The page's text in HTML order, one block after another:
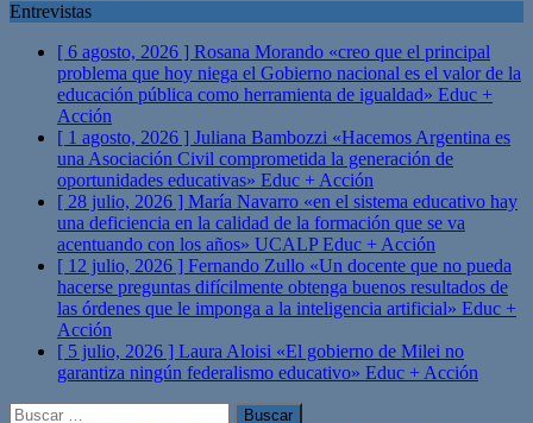
Entrevistas
[ 6 agosto, 2026 ] Rosana Morando «creo que el principal
problema que hoy niega el Gobierno nacional es el valor de la
educación pública como herramienta de igualdad» Educ +
Acción
[ 1 agosto, 2026 ] Juliana Bambozzi «Hacemos Argentina es
una Asociación Civil comprometida la generación de
oportunidades educativas» Educ + Acción
[ 28 julio, 2026 ] María Navarro «en el sistema educativo hay
una deficiencia en la calidad de la formación que se va
acentuando con los años» UCALPEduc + Acción
[ 12 julio, 2026 ] Fernando Zullo «Un docente que no pueda
hacerse preguntas difícilmente obtenga buenos resultados de
las órdenes que le imponga a la inteligencia artificial» Educ +
Acción
[ 5 julio, 2026 ] Laura Aloisi «El gobierno de Milei no
garantiza ningún federalismo educativo» Educ + Acción
Buscar: